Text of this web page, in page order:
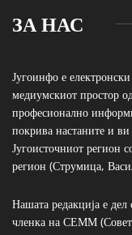
ЗА НАС
Југоинфо е
медиумскиот простор
професионално
покрива настаните и ви
Југоисточниот регион
регион (Струмица,
Нашата редакција е
членка на СЕММ